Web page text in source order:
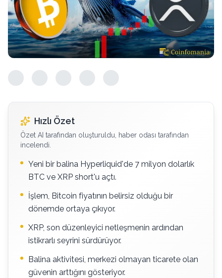
Hızlı Özet
Özet AI tarafından oluşturuldu, haber odası tarafından
incelendi.
Yeni bir balina Hyperliquid'de 7 milyon dolarlık
BTC ve XRP short'u açtı.
İşlem, Bitcoin fiyatının belirsiz olduğu bir
dönemde ortaya çıkıyor.
XRP, son düzenleyici netleşmenin ardından
istikrarlı seyrini sürdürüyor.
Balina aktivitesi, merkezi olmayan ticarete olan
güvenin arttığını gösteriyor.